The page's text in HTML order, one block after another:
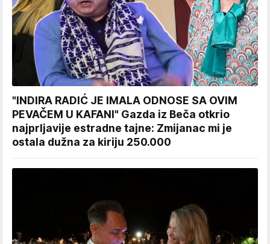
"INDIRA RADIĆ JE IMALA ODNOSE SA OVIM
PEVAČEM U KAFANI" Gazda iz Beča otkrio
najprljavije estradne tajne: Zmijanac mi je
ostala dužna za kiriju 250.000